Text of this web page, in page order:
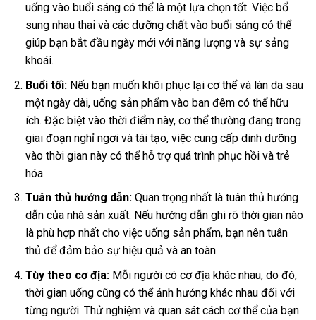
uống vào buổi sáng có thể là một lựa chọn tốt. Việc bổ
sung nhau thai và các dưỡng chất vào buổi sáng có thể
giúp bạn bắt đầu ngày mới với năng lượng và sự sảng
khoái.
Buổi tối:Nếu bạn muốn khôi phục lại cơ thể và làn da sau
một ngày dài, uống sản phẩm vào ban đêm có thể hữu
ích. Đặc biệt vào thời điểm này, cơ thể thường đang trong
giai đoạn nghỉ ngơi và tái tạo, việc cung cấp dinh dưỡng
vào thời gian này có thể hỗ trợ quá trình phục hồi và trẻ
hóa.
Tuân thủ hướng dẫn:Quan trọng nhất là tuân thủ hướng
dẫn của nhà sản xuất. Nếu hướng dẫn ghi rõ thời gian nào
là phù hợp nhất cho việc uống sản phẩm, bạn nên tuân
thủ để đảm bảo sự hiệu quả và an toàn.
Tùy theo cơ địa:Mỗi người có cơ địa khác nhau, do đó,
thời gian uống cũng có thể ảnh hưởng khác nhau đối với
từng người. Thử nghiệm và quan sát cách cơ thể của bạn